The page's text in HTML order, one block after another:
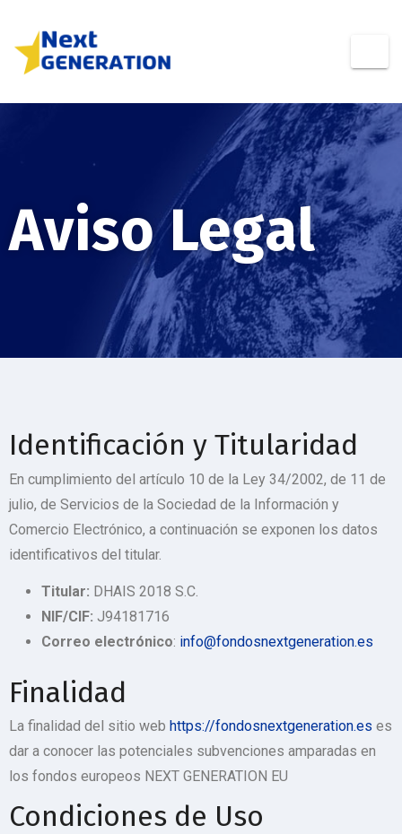
Aviso Legal
Identificación y Titularidad
En cumplimiento del artículo 10 de la Ley 34/2002, de 11 de
julio, de Servicios de la Sociedad de la Información y
Comercio Electrónico, a continuación se exponen los datos
identificativos del titular.
Titular: DHAIS 2018 S.C.
NIF/CIF: J94181716
Correo electrónico: info@fondosnextgeneration.es
Finalidad
La finalidad del sitio web https://fondosnextgeneration.es es
dar a conocer las potenciales subvenciones amparadas en
los fondos europeos NEXT GENERATION EU
Condiciones de Uso